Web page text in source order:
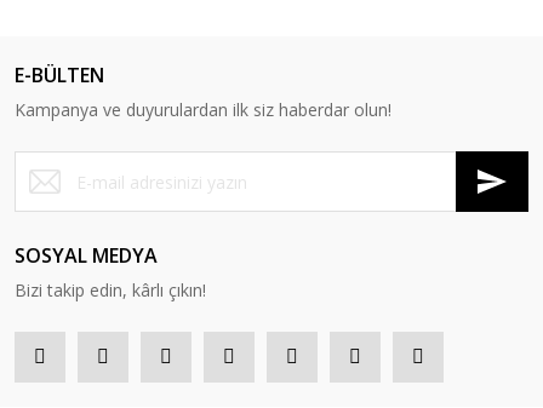
E-BÜLTEN
Kampanya ve duyurulardan ilk siz haberdar olun!
SOSYAL MEDYA
Bizi takip edin, kârlı çıkın!